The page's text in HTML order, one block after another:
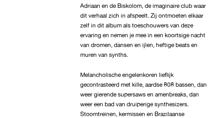
Adriaan en de Biskolom, de imaginaire club waar
dit verhaal zich in afspeelt. Zij ontmoeten elkaar
zelf in dit album als toeschouwers van deze
ervaring en nemen je mee in een koortsige nacht
van dromen, dansen en ijlen, heftige beats en
muren van synths.
Melancholische engelenkoren lieflijk
gecontrasteerd met kille, aardse 808 bassen, dan
weer gierende supersaws en amenbreaks, dan
weer een bad van druiperige synthesizers.
Stoomtreinen, kermissen en Brazilaanse